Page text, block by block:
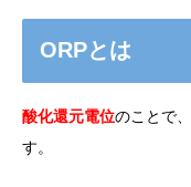
ORPとは
酸化還元電位のことで
す。